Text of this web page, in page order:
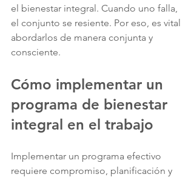
el bienestar integral. Cuando uno falla,
el conjunto se resiente. Por eso, es vital
abordarlos de manera conjunta y
consciente.
Cómo implementar un
programa de bienestar
integral en el trabajo
Implementar un programa efectivo
requiere compromiso, planificación y